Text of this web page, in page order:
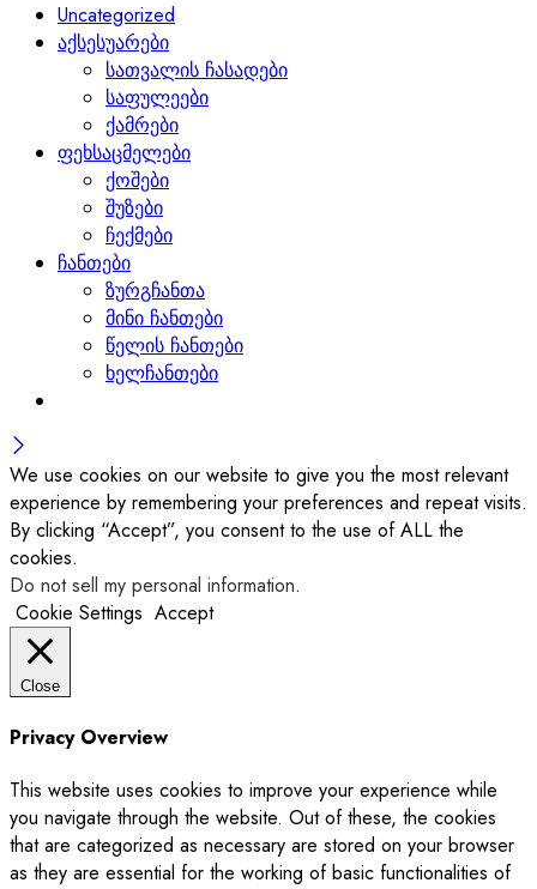
Uncategorized
აქსესუარები
სათვალის ჩასადები
საფულეები
ქამრები
ფეხსაცმელები
ქოშები
შუზები
ჩექმები
ჩანთები
ზურგჩანთა
მინი ჩანთები
წელის ჩანთები
ხელჩანთები
We use cookies on our website to give you the most relevant
experience by remembering your preferences and repeat visits.
By clicking “Accept”, you consent to the use of ALL the
cookies.
Do not sell my personal information.
Cookie Settings Accept
Close
Privacy Overview
This website uses cookies to improve your experience while
you navigate through the website. Out of these, the cookies
that are categorized as necessary are stored on your browser
as they are essential for the working of basic functionalities of